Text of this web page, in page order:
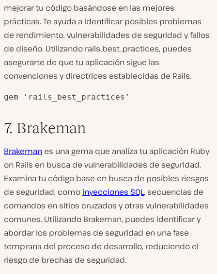
mejorar tu código basándose en las mejores
prácticas. Te ayuda a identificar posibles problemas
de rendimiento, vulnerabilidades de seguridad y fallos
de diseño. Utilizando rails_best_practices, puedes
asegurarte de que tu aplicación sigue las
convenciones y directrices establecidas de Rails.
gem ‘rails_best_practices’
7. Brakeman
Brakeman es una gema que analiza tu aplicación Ruby
on Rails en busca de vulnerabilidades de seguridad.
Examina tu código base en busca de posibles riesgos
de seguridad, como inyecciones SQL, secuencias de
comandos en sitios cruzados y otras vulnerabilidades
comunes. Utilizando Brakeman, puedes identificar y
abordar los problemas de seguridad en una fase
temprana del proceso de desarrollo, reduciendo el
riesgo de brechas de seguridad.